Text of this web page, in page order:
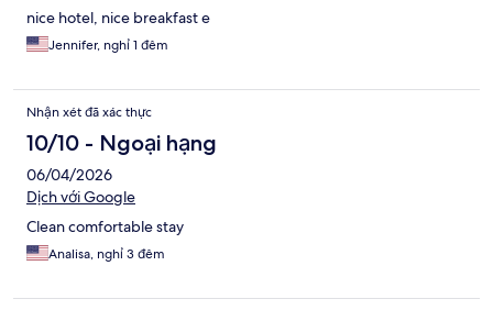
nice hotel, nice breakfast e
Jennifer, nghỉ 1 đêm
Nhận xét đã xác thực
10/10 - Ngoại hạng
06/04/2026
Dịch với Google
Clean comfortable stay
Analisa, nghỉ 3 đêm